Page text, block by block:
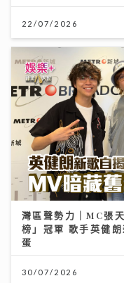
22/07/2026
灣區聲勢力｜MC張
榜」冠軍 歌手英健
蛋
30/07/2026